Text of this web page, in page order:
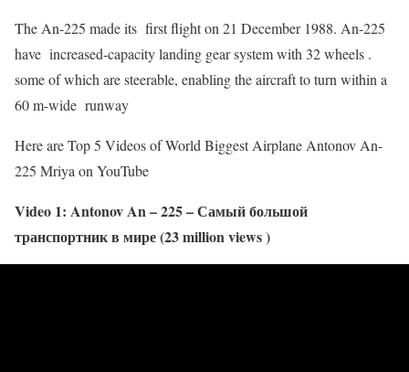
The An-225 made its first flight on 21 December 1988. An-225
have increased-capacity landing gear system with 32 wheels .
some of which are steerable, enabling the aircraft to turn within a
60 m-wide runway
Here are Top 5 Videos of World Biggest Airplane Antonov An-
225 Mriya on YouTube
Video 1: Antonov An – 225 – Самый большой
транспортник в мире (23 million views )